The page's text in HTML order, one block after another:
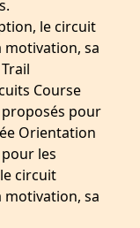
le circuit
motivation, sa
Course
pour
Orientation
les
circuit
motivation, sa